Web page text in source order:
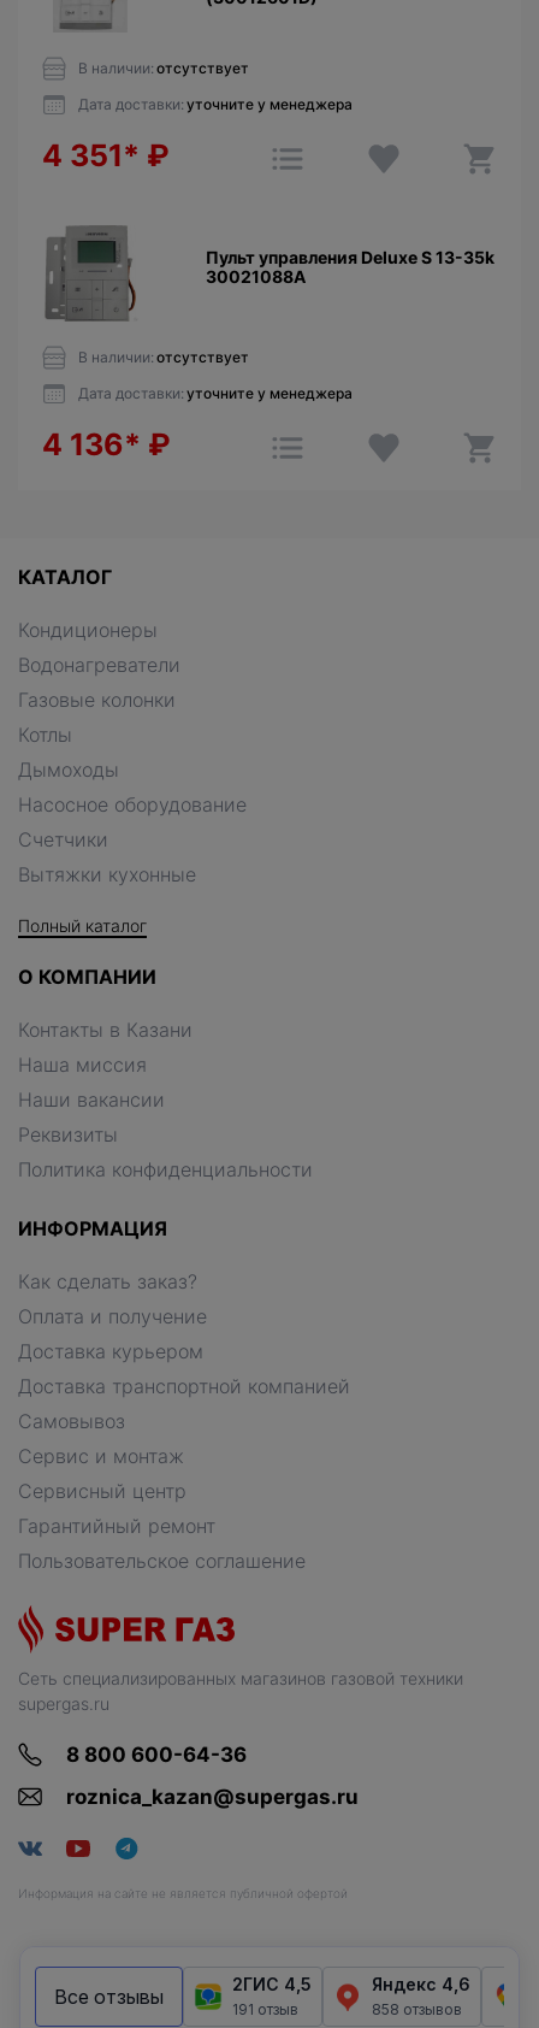
В наличии: отсутствует
Дата доставки: уточните у менеджера
4 351* ₽
Пульт управления Deluxe S 13-35k
30021088A
В наличии: отсутствует
Дата доставки: уточните у менеджера
4 136* ₽
Сеть специализированных магазинов газовой техники
supergas.ru
8 800 600-64-36
roznica_kazan@supergas.ru
Информация на сайте не является публичной офертой
КАТАЛОГ
Кондиционеры
Водонагреватели
Газовые колонки
Котлы
Дымоходы
Насосное оборудование
Счетчики
Вытяжки кухонные
Полный каталог
О КОМПАНИИ
Контакты в Казани
Наша миссия
Наши вакансии
Реквизиты
Политика конфиденциальности
ИНФОРМАЦИЯ
Как сделать заказ?
Оплата и получение
Доставка курьером
Доставка транспортной компанией
Самовывоз
Сервис и монтаж
Сервисный центр
Гарантийный ремонт
Пользовательское соглашение